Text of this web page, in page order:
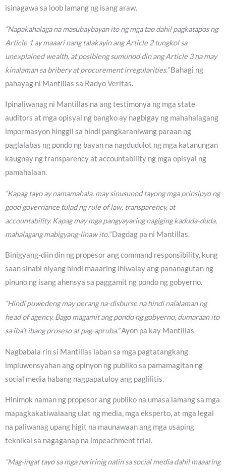
isinagawa sa loob lamang ng isang araw.
“Napakahalaga na masubaybayan ito ng mga tao dahil pagkatapos ng
Article 1 ay maaari nang talakayin ang Article 2 tungkol sa
unexplained wealth, at posibleng sumunod din ang Article 3 na may
kinalaman sa bribery at procurement irregularities.”Bahagi ng
pahayag ni Mantillas sa Radyo Veritas.
Ipinaliwanag ni Mantillas na ang testimonya ng mga state
auditors at mga opisyal ng bangko ay nagbigay ng mahahalagang
impormasyon hinggil sa hindi pangkaraniwang paraan ng
paglalabas ng pondo ng bayan na nagdudulot ng mga katanungan
kaugnay ng transparency at accountability ng mga opisyal ng
pamahalaan.
“Kapag tayo ay namamahala, may sinusunod tayong mga prinsipyo ng
good governance tulad ng rule of law, transparency, at
accountability. Kapag may mga pangyayaring nagiging kaduda-duda,
mahalagang mabigyang-linaw ito.”Dagdag pa ni Mantillas.
Binigyang-diin din ng propesor ang command responsibility, kung
saan sinabi niyang hindi maaaring ihiwalay ang pananagutan ng
pinuno ng isang ahensya sa paggamit ng pondo ng gobyerno.
“Hindi puwedeng may perang na-disburse na hindi nalalaman ng
head of agency. Bago magamit ang pondo ng gobyerno, dumaraan ito
sa iba’t ibang proseso at pag-apruba.”Ayon pa kay Mantillas.
Nagbabala rin si Mantillas laban sa mga pagtatangkang
impluwensyahan ang opinyon ng publiko sa pamamagitan ng
social media habang nagpapatuloy ang paglilitis.
Hinimok naman ng propesor ang publiko na umasa lamang sa mga
mapagkakatiwalaang ulat ng media, mga eksperto, at mga legal
na paliwanag upang higit na maunawaan ang mga usaping
teknikal sa nagaganap na impeachment trial.
“Mag-ingat tayo sa mga naririnig natin sa social media dahil maaaring